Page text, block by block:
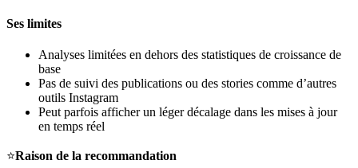
Ses limites
Analyses limitées en dehors des statistiques de croissance de
base
Pas de suivi des publications ou des stories comme d’autres
outils Instagram
Peut parfois afficher un léger décalage dans les mises à jour
en temps réel
⭐Raison de la recommandation